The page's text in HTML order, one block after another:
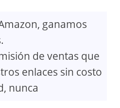
ganamos
de ventas que
enlaces sin costo
nunca